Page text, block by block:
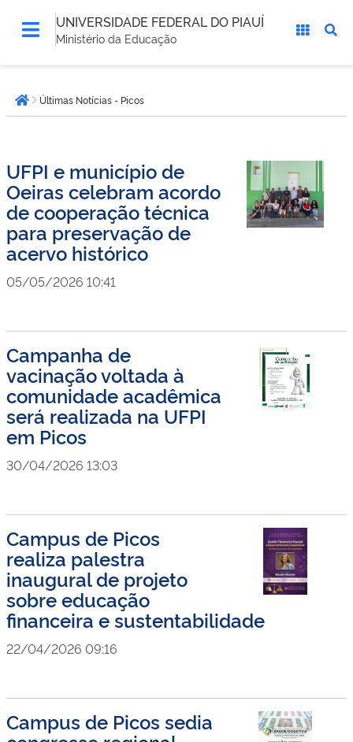
UNIVERSIDADE FEDERAL DO PIAUÍ
Ministério da Educação
está
aqui:Página inicial
Últimas Notícias - Picos
UFPI e município de
Oeiras celebram acordo
de cooperação técnica
para preservação de
acervo histórico
05/05/2026 10:41
Campanha de
vacinação voltada à
comunidade acadêmica
será realizada na UFPI
em Picos
30/04/2026 13:03
Campus de Picos
realiza palestra
inaugural de projeto
sobre educação
financeira e sustentabilidade
22/04/2026 09:16
Campus de Picos sedia